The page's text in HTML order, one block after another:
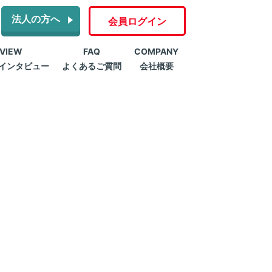
法人の方へ 会員ログイン
ンタビュー
FAQ
よくあるご質問
COMPANY
会社概要